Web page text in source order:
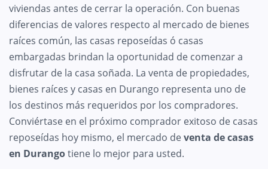
viviendas antes de cerrar la operación. Con buenas
diferencias de valores respecto al mercado de bienes
raíces común, las casas reposeídas ó casas
embargadas brindan la oportunidad de comenzar a
disfrutar de la casa soñada. La venta de propiedades,
bienes raíces y casas en Durango representa uno de
los destinos más requeridos por los compradores.
Conviértase en el próximo comprador exitoso de casas
reposeídas hoy mismo, el mercado deventa de casas
en Durangotiene lo mejor para usted.